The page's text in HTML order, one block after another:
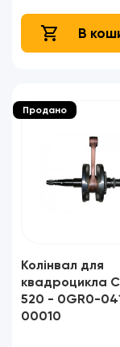
В
Продано
Колінвал для
квадроцикла
520 - 0GR0-
00010